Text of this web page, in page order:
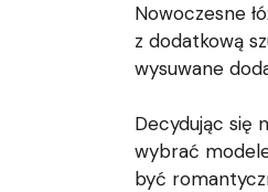
Nowoczesne
z dodatkową
wysuwane
Decydując się
wybrać
być